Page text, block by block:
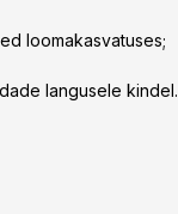
loomakasvatuses;
langusele kindel.